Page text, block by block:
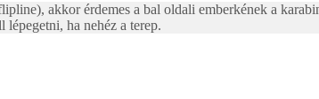
akkor érdemes a bal oldali emberkének a
ha nehéz a terep.